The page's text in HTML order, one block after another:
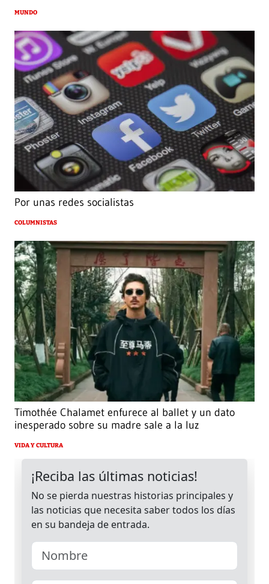
MUNDO
Por unas redes socialistas
COLUMNISTAS
Timothée Chalamet enfurece al ballet y un dato
inesperado sobre su madre sale a la luz
VIDA Y CULTURA